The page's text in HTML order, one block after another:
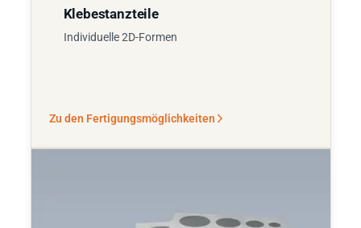
Klebestanzteile
Individuelle 2D-Formen
Zu den Fertigungsmöglichkeiten